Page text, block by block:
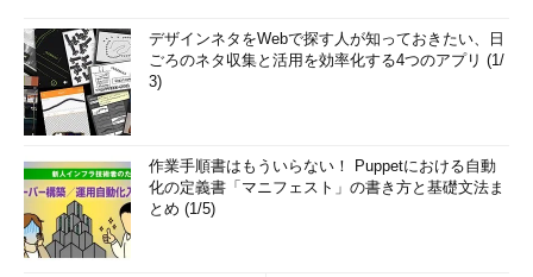
デザインネタをWebで探す人が知っておきたい、日
ごろのネタ収集と活用を効率化する4つのアプリ (1/
3)
作業手順書はもういらない！ Puppetにおける自動
化の定義書「マニフェスト」の書き方と基礎文法ま
とめ (1/5)